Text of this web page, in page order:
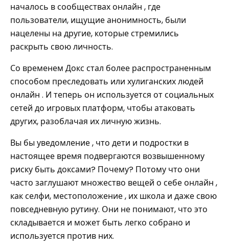
началось в сообществах онлайн , где
пользователи, ищущие анонимность, были
нацелены на другие, которые стремились
раскрыть свою личность.
Со временем Докс стал более распространенным
способом преследовать или хулиганских людей
онлайн . И теперь он используется от социальных
сетей до игровых платформ, чтобы атаковать
других, разоблачая их личную жизнь.
Вы бы уведомление , что дети и подростки в
настоящее время подвергаются возвышенному
риску быть доксами? Почему? Потому что они
часто заглушают множество вещей о себе онлайн ,
как селфи, местоположение , их школа и даже свою
повседневную рутину. Они не понимают, что это
складывается и может быть легко собрано и
используется против них.